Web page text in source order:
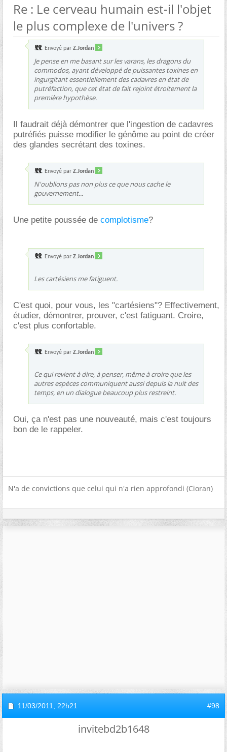
Re : Le cerveau humain est-il l'objet
le plus complexe de l'univers ?
Envoyé par Z.Jordan
Je pense en me basant sur les varans, les dragons du
commodos, ayant développé de puissantes toxines en
ingurgitant essentiellement des cadavres en état de
putréfaction, que cet état de fait rejoint étroitement la
première hypothèse.
Il faudrait déjà démontrer que l'ingestion de cadavres
putréfiés puisse modifier le génôme au point de créer
des glandes secrétant des toxines.
Envoyé par Z.Jordan
N'oublions pas non plus ce que nous cache le
gouvernement...
Une petite poussée de complotisme?
Envoyé par Z.Jordan
Les cartésiens me fatiguent.
C'est quoi, pour vous, les "cartésiens"? Effectivement,
étudier, démontrer, prouver, c'est fatiguant. Croire,
c'est plus confortable.
Envoyé par Z.Jordan
Ce qui revient à dire, à penser, même à croire que les
autres espèces communiquent aussi depuis la nuit des
temps, en un dialogue beaucoup plus restreint.
Oui, ça n'est pas une nouveauté, mais c'est toujours
bon de le rappeler.
N'a de convictions que celui qui n'a rien approfondi (Cioran)
11/03/2011, 22h21 #98
invitebd2b1648